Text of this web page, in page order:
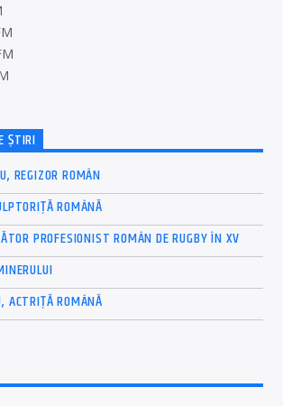
ȘTIRI
REGIZOR ROMÂN
ROMÂNĂ
PROFESIONIST ROMÂN DE RUGBY ÎN XV
ACTRIȚĂ ROMÂNĂ